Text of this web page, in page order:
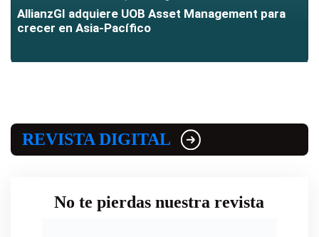
AllianzGI adquiere UOB Asset Management para
crecer en Asia-Pacífico
REVISTA DIGITAL
No te pierdas nuestra revista